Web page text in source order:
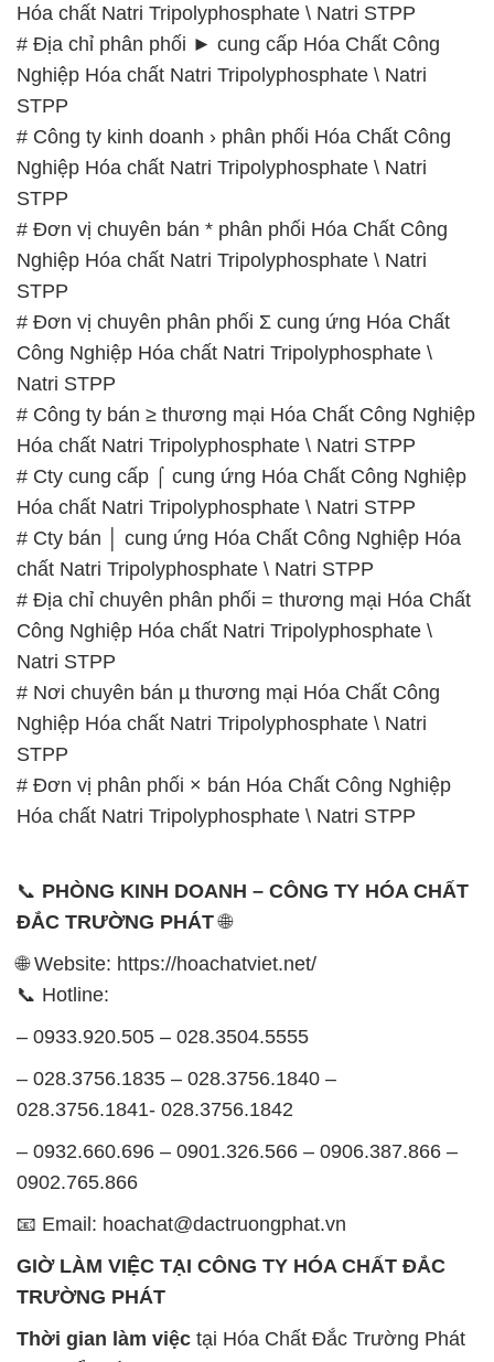
Hóa chất Natri Tripolyphosphate \ Natri STPP
# Địa chỉ phân phối ► cung cấp Hóa Chất Công
Nghiệp Hóa chất Natri Tripolyphosphate \ Natri
STPP
# Công ty kinh doanh › phân phối Hóa Chất Công
Nghiệp Hóa chất Natri Tripolyphosphate \ Natri
STPP
# Đơn vị chuyên bán * phân phối Hóa Chất Công
Nghiệp Hóa chất Natri Tripolyphosphate \ Natri
STPP
# Đơn vị chuyên phân phối Σ cung ứng Hóa Chất
Công Nghiệp Hóa chất Natri Tripolyphosphate \
Natri STPP
# Công ty bán ≥ thương mại Hóa Chất Công Nghiệp
Hóa chất Natri Tripolyphosphate \ Natri STPP
# Cty cung cấp ⌠ cung ứng Hóa Chất Công Nghiệp
Hóa chất Natri Tripolyphosphate \ Natri STPP
# Cty bán │ cung ứng Hóa Chất Công Nghiệp Hóa
chất Natri Tripolyphosphate \ Natri STPP
# Địa chỉ chuyên phân phối = thương mại Hóa Chất
Công Nghiệp Hóa chất Natri Tripolyphosphate \
Natri STPP
# Nơi chuyên bán µ thương mại Hóa Chất Công
Nghiệp Hóa chất Natri Tripolyphosphate \ Natri
STPP
# Đơn vị phân phối × bán Hóa Chất Công Nghiệp
Hóa chất Natri Tripolyphosphate \ Natri STPP
📞 PHÒNG KINH DOANH – CÔNG TY HÓA CHẤT
ĐẮC TRƯỜNG PHÁT🌐
🌐 Website: https://hoachatviet.net/
📞 Hotline:
– 0933.920.505 – 028.3504.5555
– 028.3756.1835 – 028.3756.1840 –
028.3756.1841- 028.3756.1842
– 0932.660.696 – 0901.326.566 – 0906.387.866 –
0902.765.866
📧 Email: hoachat@dactruongphat.vn
GIỜ LÀM VIỆC TẠI CÔNG TY HÓA CHẤT ĐẮC
TRƯỜNG PHÁT
Thời gian làm việc tại Hóa Chất Đắc Trường Phát